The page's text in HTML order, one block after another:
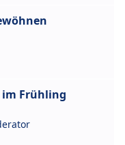
Frühling